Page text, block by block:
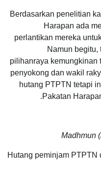
Berdasarkan penelitian
Harapan ada
perlantikan mereka
Namun
pilihanraya kemungkinan
penyokong dan wakil
hutang PTPTN tetapi
Pakatan
Madhmun
Hutang peminjam PTPTN